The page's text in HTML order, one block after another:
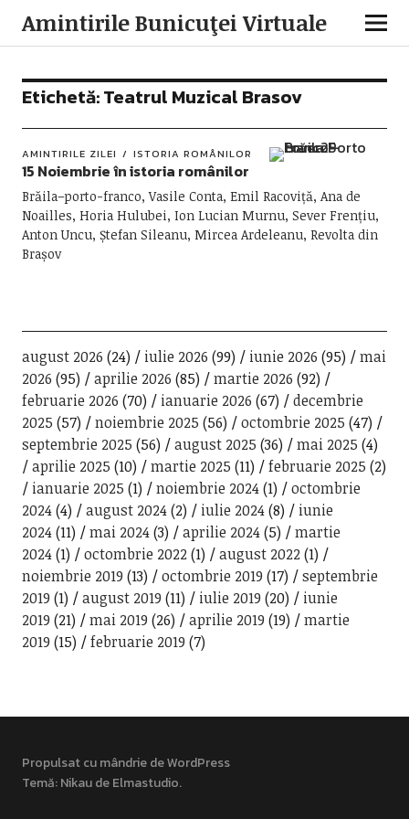
Amintirile Bunicuţei Virtuale
Etichetă:Teatrul Muzical Brasov
AMINTIRILE ZILEI ISTORIA ROMÂNILOR
15 Noiembrie în istoria românilor
Brăila–porto-franco, Vasile Conta, Emil Racoviță, Ana de
Noailles, Horia Hulubei, Ion Lucian Murnu, Sever Frențiu,
Anton Uncu, Ștefan Sileanu, Mircea Ardeleanu, Revolta din
Brașov
august 2026 (24) iulie 2026 (99) iunie 2026 (95)
mai
2026 (95) aprilie 2026 (85) martie 2026 (92)
februarie 2026 (70) ianuarie 2026 (67)
decembrie
2025 (57) noiembrie 2025 (56) octombrie 2025 (47)
septembrie 2025 (56) august 2025 (36) mai 2025 (4)
aprilie 2025 (10) martie 2025 (11) februarie 2025 (2)
ianuarie 2025 (1) noiembrie 2024(1)
octombrie
2024(4) august 2024(2) iulie 2024(8)
iunie
2024(11) mai 2024(3) aprilie 2024(5)
martie
2024(1) octombrie 2022(1) august 2022(1)
noiembrie 2019 (13) octombrie 2019 (17)
septembrie
2019 (1) august 2019 (11) iulie 2019 (20)
iunie
2019 (21) mai 2019 (26) aprilie 2019 (19)
martie
2019 (15) februarie 2019 (7)
Propulsat cu mândrie de WordPress
Temă: Nikau deElmastudio.